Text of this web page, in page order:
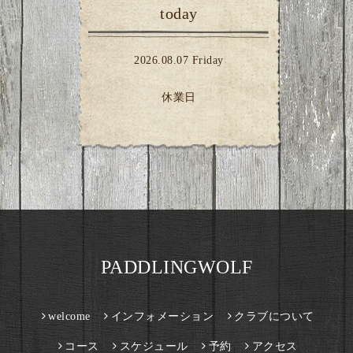
today
2026.08.07 Friday
休業日
PADDLINGWOLF
welcome インフォメーション クラブについて
コース スケジュール 予約 アクセス